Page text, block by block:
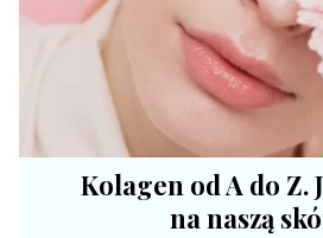
Kolagen od A do Z.
na naszą